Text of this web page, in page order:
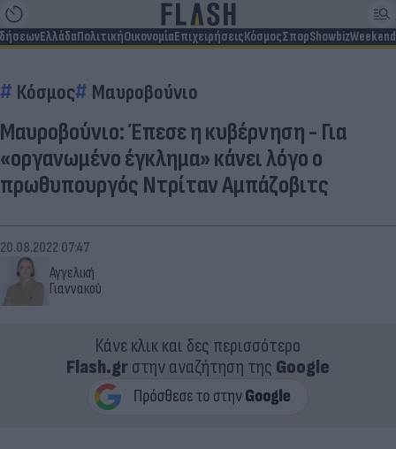
ΕλλάδαΠολιτικήΟικονομίαΕπιχειρήσειςΚόσμοςΣπορShowbizWeekend
Κόσμος Μαυροβούνιο
Μαυροβούνιο: Έπεσε η κυβέρνηση - Για
«οργανωμένο έγκλημα» κάνει λόγο ο
πρωθυπουργός Ντρίταν Αμπάζοβιτς
Αγγελική
Γιαννακού
20.08.2022 07:47
Κάνε κλικ και δες περισσότερο
Flash.grστην αναζήτηση της Google